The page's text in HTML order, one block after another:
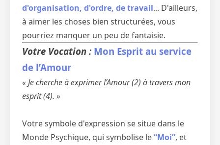
d'organisation, d'ordre, de travail... D'ailleurs,
à aimer les choses bien structurées, vous
pourriez manquer un peu de fantaisie.
Votre Vocation : Mon Esprit au service
de l’Amour
« Je cherche à exprimer l’Amour (2) à travers mon
esprit (4). »
Votre symbole d'expression se situe dans le
Monde Psychique, qui symbolise le“Moi”, et